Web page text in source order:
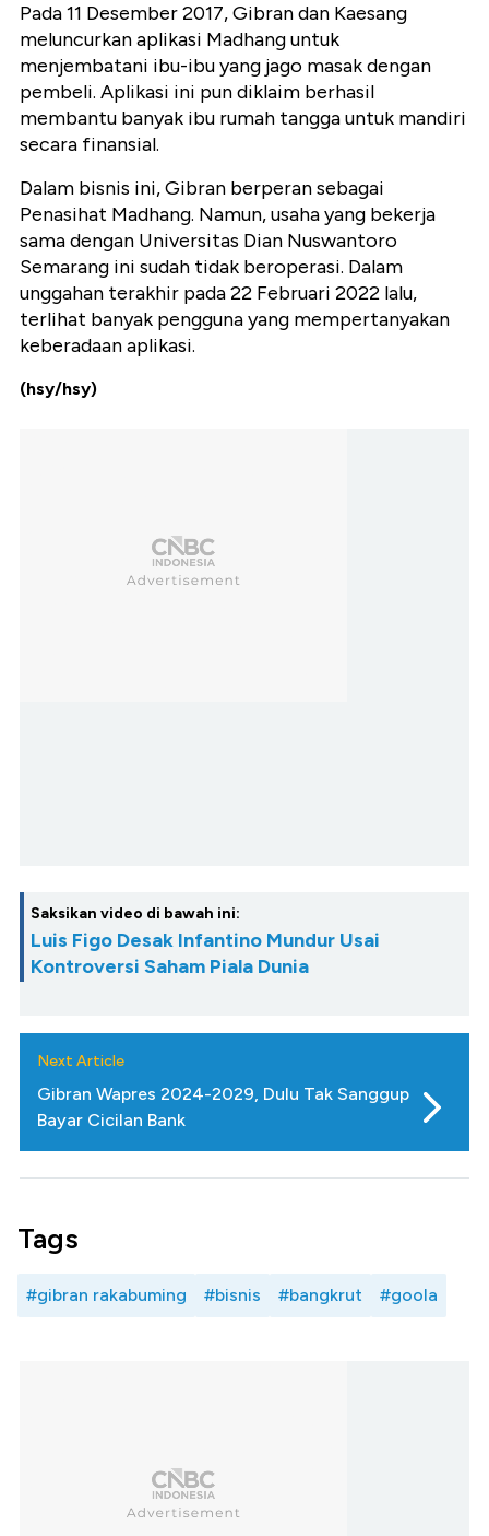
Pada 11 Desember 2017, Gibran dan Kaesang
meluncurkan aplikasi Madhang untuk
menjembatani ibu-ibu yang jago masak dengan
pembeli. Aplikasi ini pun diklaim berhasil
membantu banyak ibu rumah tangga untuk mandiri
secara finansial.
Dalam bisnis ini, Gibran berperan sebagai
Penasihat Madhang. Namun, usaha yang bekerja
sama dengan Universitas Dian Nuswantoro
Semarang ini sudah tidak beroperasi. Dalam
unggahan terakhir pada 22 Februari 2022 lalu,
terlihat banyak pengguna yang mempertanyakan
keberadaan aplikasi.
(hsy/hsy)
Saksikan video di bawah ini:
Luis Figo Desak Infantino Mundur Usai
Kontroversi Saham Piala Dunia
Next Article
Gibran Wapres 2024-2029, Dulu Tak Sanggup
Bayar Cicilan Bank
Tags
#gibran rakabuming #bisnis #bangkrut #goola